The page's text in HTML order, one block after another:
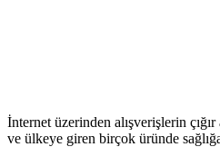
İnternet üzerinden alışverişlerin
ve ülkeye giren birçok üründe